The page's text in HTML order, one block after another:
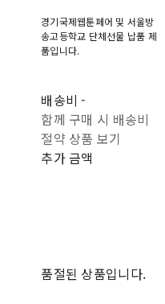
경기국제웹툰페어 및 서울방
송고등학교 단체선물 납품 제
품입니다.
배송비-
함께 구매 시 배송비
절약 상품 보기
추가 금액
품절된 상품입니다.